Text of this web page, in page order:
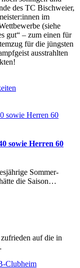
des TC Bischweier,
im
(siehe
gut“ – zum einen für
für die jüngsten
ausstrahlten
sowie Herren 60
Sommer-
die Saison…
auf die in